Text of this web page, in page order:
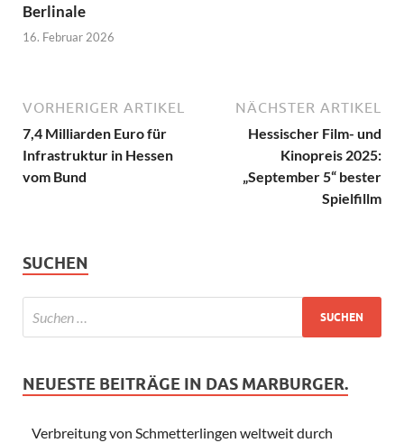
Berlinale
16. Februar 2026
VORHERIGER ARTIKEL
7,4 Milliarden Euro für
Infrastruktur in Hessen
vom Bund
NÄCHSTER ARTIKEL
Hessischer Film- und
Kinopreis 2025:
„September 5“ bester
Spielfillm
SUCHEN
NEUESTE BEITRÄGE IN DAS MARBURGER.
Verbreitung von Schmetterlingen weltweit durch